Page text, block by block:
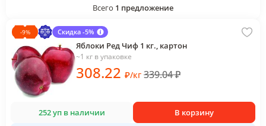
Всего 1 предложение
-9% Скидка -5%
Яблоки Ред Чиф 1 кг., картон
~1 кг в упаковке
308.22 ₽/кг 339.04₽
252 уп в наличии
В корзину